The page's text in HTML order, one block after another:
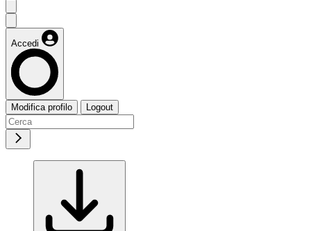
Accedi
Modifica profilo Logout